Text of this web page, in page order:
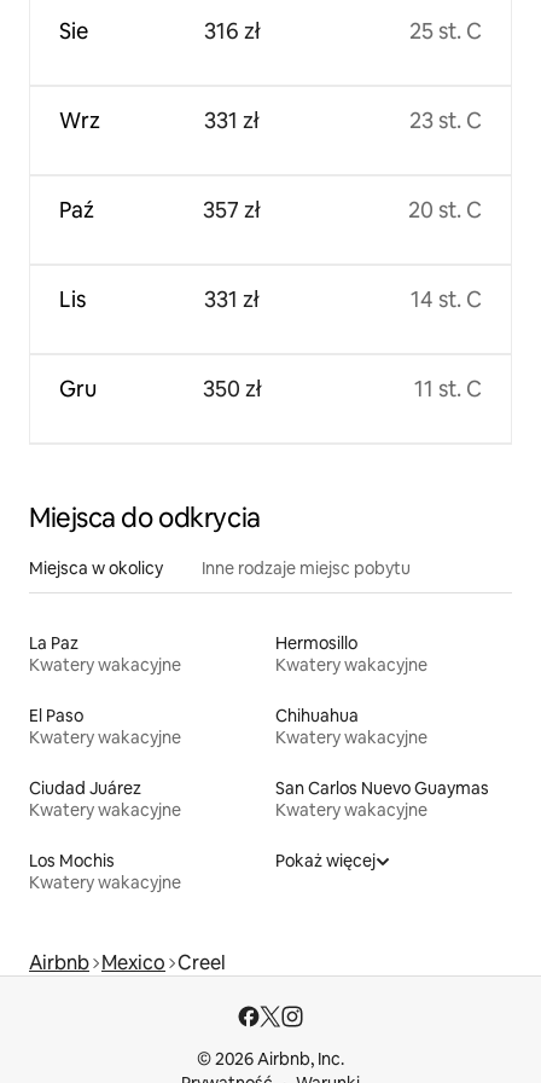
Sie
Wrz
Paź
Lis
Gru
316 zł
331 zł
357 zł
331 zł
350 zł
25 st. C
23 st. C
20 st. C
14 st. C
11 st. C
Miejsca do odkrycia
Miejsca w okolicy Inne rodzaje miejsc pobytu
La Paz
Kwatery wakacyjne
Hermosillo
Kwatery wakacyjne
El Paso
Kwatery wakacyjne
Chihuahua
Kwatery wakacyjne
Ciudad Juárez
Kwatery wakacyjne
San Carlos Nuevo Guaymas
Kwatery wakacyjne
Los Mochis
Kwatery wakacyjne
Pokaż więcej
Airbnb Mexico Creel
© 2026 Airbnb, Inc.